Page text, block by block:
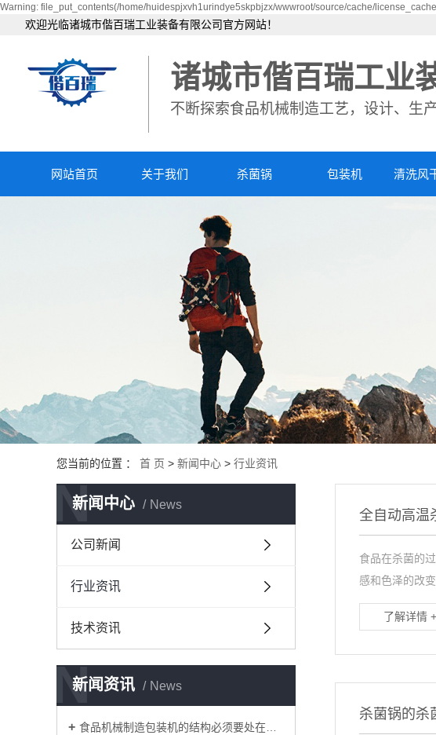
Warning: file_put_contents(/home/huidespjxvh1urindye5skpbjzx/wwwroot/source/cache/
欢迎光临诸城市偕百瑞工业装备有限公司官方网站！
诸城市偕百瑞工业
不断探索食品机械制造工艺，设计、生
网站首页 关于我们 杀菌锅 包装机 清洗风
您当前的位置 ： 首 页 > 新闻中心 > 行业资讯
新闻中心 News
N
公司新闻
行业资讯
技术资讯
新闻资讯 News
N
食品机械制造包装机的结构必须要处在正常状态
全自动高温
食品在杀菌的
感和色泽的改
了解详情 +
杀菌锅的杀